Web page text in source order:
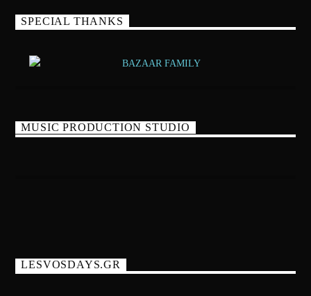
SPECIAL THANKS
MUSIC PRODUCTION STUDIO
LESVOSDAYS.GR